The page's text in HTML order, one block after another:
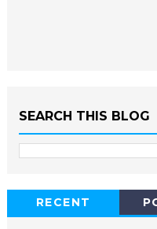
SEARCH THIS BLOG
RECENT